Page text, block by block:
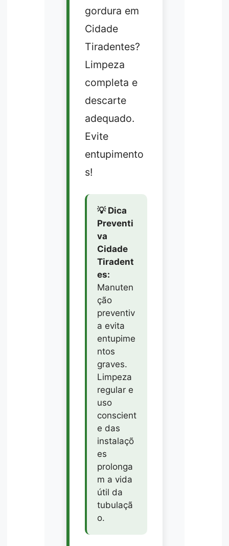
gordura em
Cidade
Tiradentes?
Limpeza
completa e
descarte
adequado.
Evite
entupimento
s!
💡 Dica
Preventi
va
Cidade
Tiradent
es:
Manuten
ção
preventiv
a evita
entupime
ntos
graves.
Limpeza
regular e
uso
conscient
e das
instalaçõ
es
prolonga
m a vida
útil da
tubulaçã
o.